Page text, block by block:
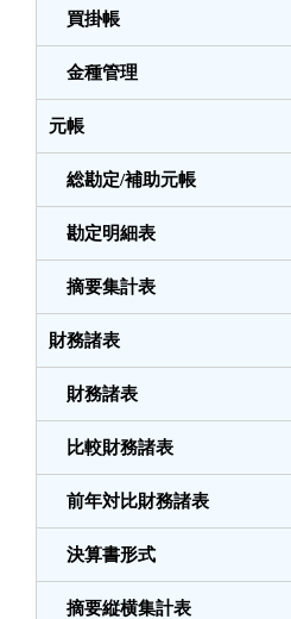
買掛帳
金種管理
元帳
総勘定/補助元帳
勘定明細表
摘要集計表
財務諸表
財務諸表
比較財務諸表
前年対比財務諸表
決算書形式
摘要縦横集計表